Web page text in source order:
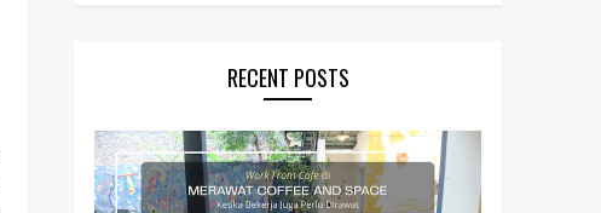
RECENT POSTS